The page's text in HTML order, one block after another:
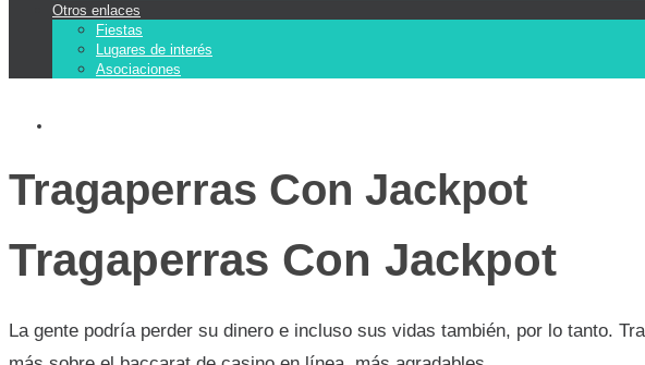
Otros enlaces
Fiestas
Lugares de interés
Asociaciones
Tragaperras Con Jackpot
Tragaperras Con Jackpot
La gente podría perder su dinero e incluso sus vidas también, por lo tanto.